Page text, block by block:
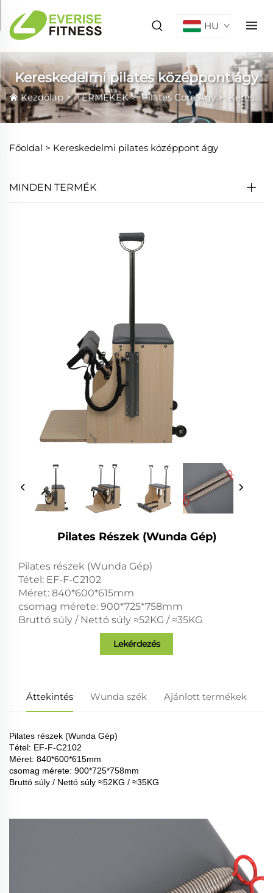
HU
Kereskedelmi pilates középpont ágy
Kezdőlap >TERMÉKEK>Pilates Core Ágy> Kereskedelmi pilates középpont ágy
Főoldal > Kereskedelmi pilates középpont ágy
MINDEN TERMÉK
Pilates Részek (Wunda Gép)
Pilates részek (Wunda Gép)
Tétel: EF-F-C2102
Méret: 840*600*615mm
csomag mérete: 900*725*758mm
Bruttó súly / Nettó súly ≈52KG / ≈35KG
Lekérdezés
Áttekintés Wunda szék Ajánlott termékek
Pilates részek (Wunda Gép)
Tétel: EF-F-C2102
Méret: 840*600*615mm
csomag mérete: 900*725*758mm
Bruttó súly / Nettó súly ≈52KG / ≈35KG